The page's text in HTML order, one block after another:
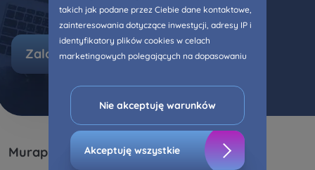
takich jak podane przez Ciebie dane kontaktowe,
zainteresowania dotyczące inwestycji, adresy IP i
identyfikatory plików cookies w celach
marketingowych polegających na dopasowaniu
oparciu o profilowanie. Oczywiście, możesz nie
wyrazić przedmiotowej zgody klikając ”Nie
akceptuję warunków”.
Zaznaczamy, iż zgoda jest dobrowolna i możesz
ją w dowolnym momencie wycofać w
Nie akceptuję warunków
Akceptuję wszystkie
Murapol Inwestycje
Zaloguj się